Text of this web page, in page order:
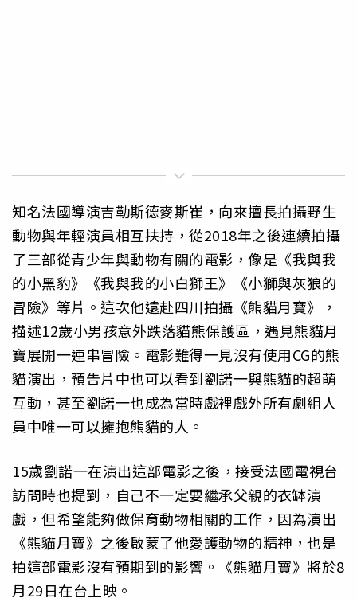
知名法國導演吉勒斯德麥斯崔，向來擅長拍攝野生
動物與年輕演員相互扶持，從2018年之後連續拍攝
了三部從青少年與動物有關的電影，像是《我與我
的小黑豹》《我與我的小白獅王》《小獅與灰狼的
冒險》等片。這次他遠赴四川拍攝《熊貓月寶》，
描述12歲小男孩意外跌落貓熊保護區，遇見熊貓月
寶展開一連串冒險。電影難得一見沒有使用CG的熊
貓演出，預告片中也可以看到劉諾一與熊貓的超萌
互動，甚至劉諾一也成為當時戲裡戲外所有劇組人
員中唯一可以擁抱熊貓的人。
15歲劉諾一在演出這部電影之後，接受法國電視台
訪問時也提到，自己不一定要繼承父親的衣缽演
戲，但希望能夠做保育動物相關的工作，因為演出
《熊貓月寶》之後啟蒙了他愛護動物的精神，也是
拍這部電影沒有預期到的影響。《熊貓月寶》將於8
月29日在台上映。